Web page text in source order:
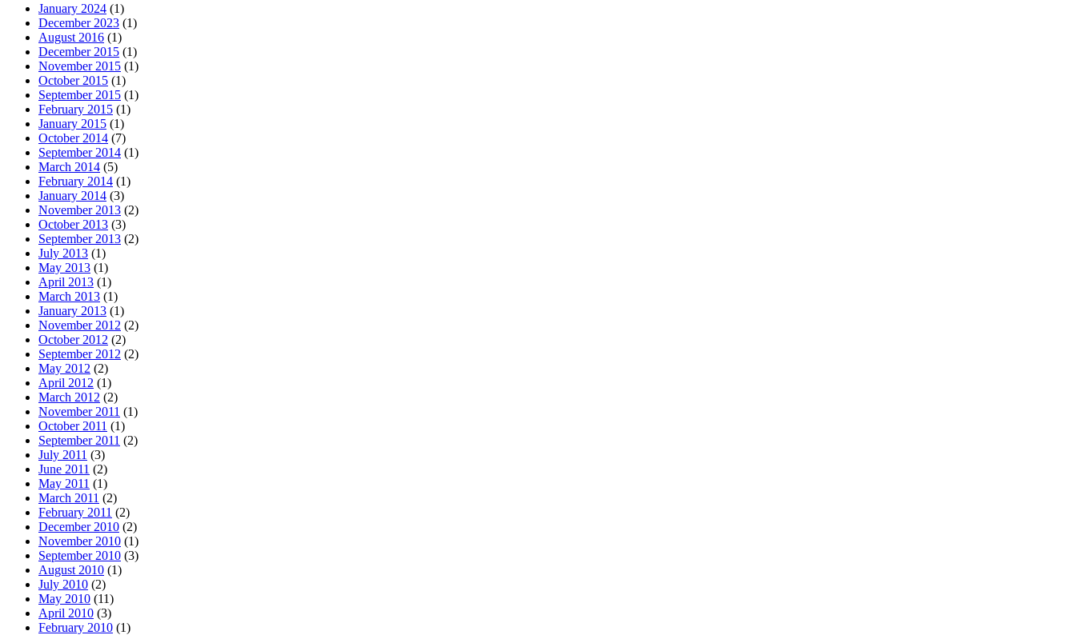
January 2024 (1)
December 2023 (1)
August 2016 (1)
December 2015 (1)
November 2015 (1)
October 2015 (1)
September 2015 (1)
February 2015 (1)
January 2015 (1)
October 2014 (7)
September 2014 (1)
March 2014 (5)
February 2014 (1)
January 2014 (3)
November 2013 (2)
October 2013 (3)
September 2013 (2)
July 2013 (1)
May 2013 (1)
April 2013 (1)
March 2013 (1)
January 2013 (1)
November 2012 (2)
October 2012 (2)
September 2012 (2)
May 2012 (2)
April 2012 (1)
March 2012 (2)
November 2011 (1)
October 2011 (1)
September 2011 (2)
July 2011 (3)
June 2011 (2)
May 2011 (1)
March 2011 (2)
February 2011 (2)
December 2010 (2)
November 2010 (1)
September 2010 (3)
August 2010 (1)
July 2010 (2)
May 2010 (11)
April 2010 (3)
February 2010 (1)